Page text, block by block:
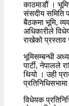
काठमाडौं ।
संसदीय समिति
बैठकमा भूमि,
अधिकारीले
राखेको
भूमिसम्बन्धी
पार्टी, नेपालले
थियो । उही
विधेयक